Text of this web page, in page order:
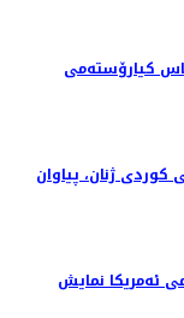
کیارۆستەمی
کوردی ژنان، پیاوان
ئەمریکا نمایش